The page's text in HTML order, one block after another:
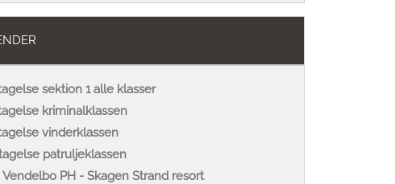
sektion 1 alle klasser
kriminalklassen
vinderklassen
patruljeklassen
PH - Skagen Strand resort